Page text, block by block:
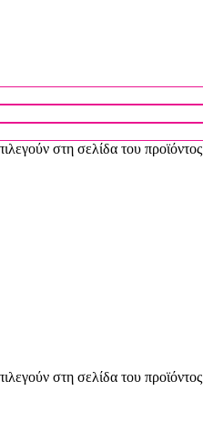
στη σελίδα του προϊόντος
στη σελίδα του προϊόντος